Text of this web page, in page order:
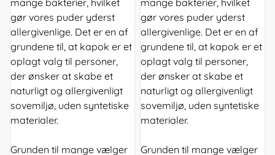
mange bakterier, hvilket
gør vores puder yderst
allergivenlige. Det er en af
grundene til, at kapok er et
oplagt valg til personer,
der ønsker at skabe et
naturligt og allergivenligt
sovemiljø, uden syntetiske
materialer.
Grunden til mange vælger
mange bakterier, hvilket
gør vores puder yderst
allergivenlige. Det er en af
grundene til, at kapok er et
oplagt valg til personer,
der ønsker at skabe et
naturligt og allergivenligt
sovemiljø, uden syntetiske
materialer.
Grunden til mange vælger